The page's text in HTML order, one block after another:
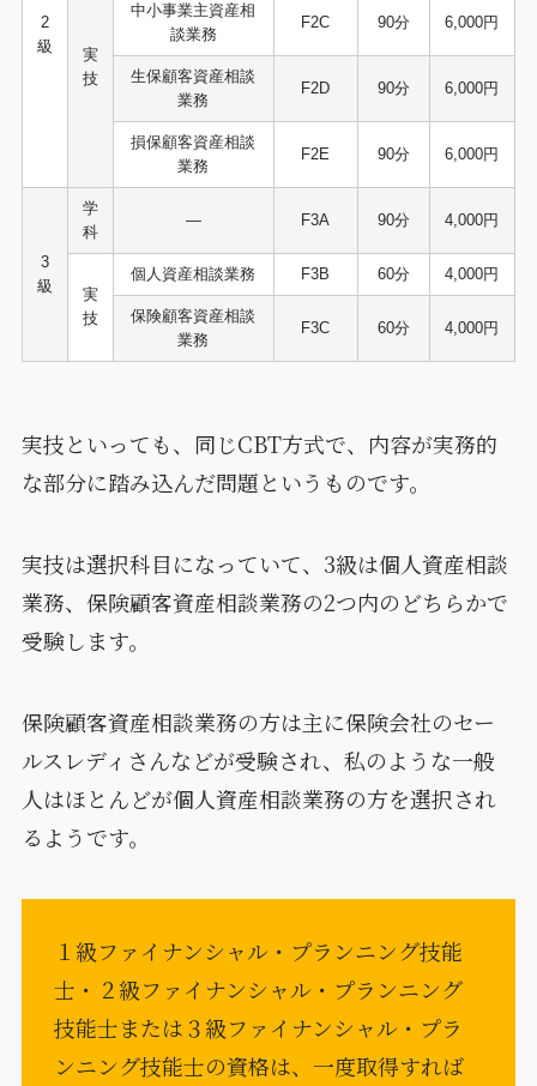
2
級
実
技
中小事業主資産相
談業務
F2C 90分 6,000円
生保顧客資産相談
業務
F2D 90分 6,000円
損保顧客資産相談
業務
F2E 90分 6,000円
3
級
学
科
― F3A 90分 4,000円
実
技
個人資産相談業務 F3B 60分 4,000円
保険顧客資産相談
業務
F3C 60分 4,000円
実技といっても、同じCBT方式で、内容が実務的
な部分に踏み込んだ問題というものです。
実技は選択科目になっていて、3級は個人資産相談
業務、保険顧客資産相談業務の2つ内のどちらかで
受験します。
保険顧客資産相談業務の方は主に保険会社のセー
ルスレディさんなどが受験され、私のような一般
人はほとんどが個人資産相談業務の方を選択され
るようです。
１級ファイナンシャル・プランニング技能
士・２級ファイナンシャル・プランニング
技能士または３級ファイナンシャル・プラ
ンニング技能士の資格は、一度取得すれば